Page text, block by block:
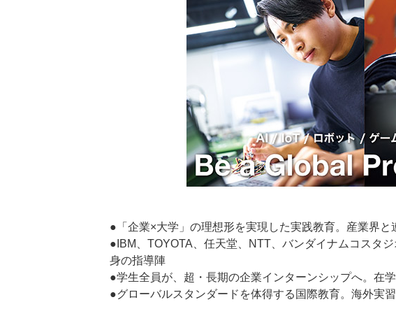
●「企業×大学」の理想形を実現した実践教育。産業界と
●IBM、TOYOTA、任天堂、NTT、バンダイナムコスタ
身の指導陣
●学生全員が、超・長期の企業インターンシップへ。在
●グローバルスタンダードを体得する国際教育。海外実